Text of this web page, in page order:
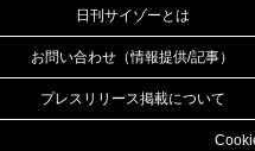
日刊サイゾーとは
お問い合わせ（情報提供/記事）
プレスリリース掲載について